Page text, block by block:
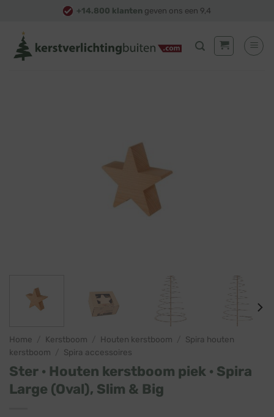
content
+14.800 klanten geven ons een 9,4
Home Kerstboom Houten kerstboom
Spira houten
kerstboom
Spira accessoires
Ster · Houten kerstboom piek · Spira
Large (Oval), Slim & Big